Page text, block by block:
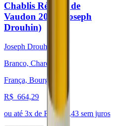
Chablis Réserve de
Vaudon 2023 (Joseph
Drouhin)
Joseph Drouhin
Branco, Chardonnay
França, Bourgogne
R$ 664,29
ou até 3x de R$ 221,43 sem juros